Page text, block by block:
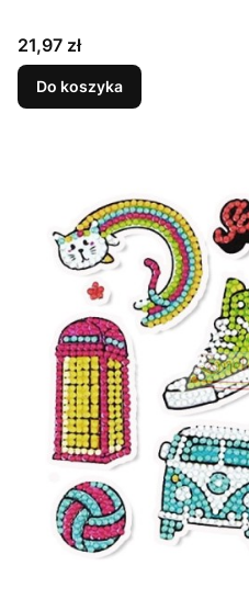
Cena
21,97 zł
Do koszyka